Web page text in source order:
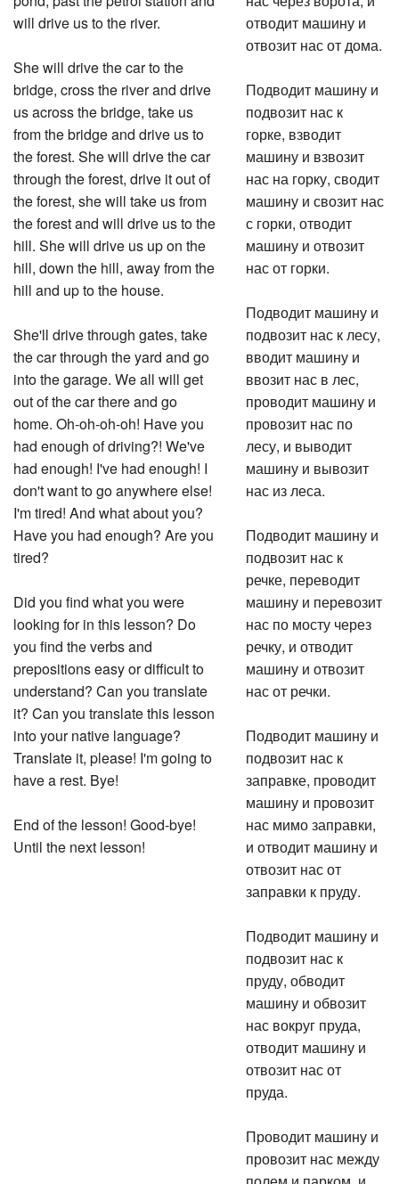
will drive us to the river.
She will drive the car to the
bridge, cross the river and drive
us across the bridge, take us
from the bridge and drive us to
the forest. She will drive the car
through the forest, drive it out of
the forest, she will take us from
the forest and will drive us to the
hill. She will drive us up on the
hill, down the hill, away from the
hill and up to the house.
She'll drive through gates, take
the car through the yard and go
into the garage. We all will get
out of the car there and go
home. Oh-oh-oh-oh! Have you
had enough of driving?! We've
had enough! I've had enough! I
don't want to go anywhere else!
I'm tired! And what about you?
Have you had enough? Are you
tired?
Did you find what you were
looking for in this lesson? Do
you find the verbs and
prepositions easy or difficult to
understand? Can you translate
it? Can you translate this lesson
into your native language?
Translate it, please! I'm going to
have a rest. Bye!
End of the lesson! Good-bye!
Until the next lesson!
отводит машину и
отвозит нас от дома.
Подводит машину и
подвозит нас к
горке, взводит
машину и взвозит
нас на горку, сводит
машину и свозит нас
с горки, отводит
машину и отвозит
нас от горки.
Подводит машину и
подвозит нас к лесу,
вводит машину и
ввозит нас в лес,
проводит машину и
провозит нас по
лесу, и выводит
машину и вывозит
нас из леса.
Подводит машину и
подвозит нас к
речке, переводит
машину и перевозит
нас по мосту через
речку, и отводит
машину и отвозит
нас от речки.
Подводит машину и
подвозит нас к
заправке, проводит
машину и провозит
нас мимо заправки,
и отводит машину и
отвозит нас от
заправки к пруду.
Подводит машину и
подвозит нас к
пруду, обводит
машину и обвозит
нас вокруг пруда,
отводит машину и
отвозит нас от
пруда.
Проводит машину и
провозит нас между
полем и парком, и